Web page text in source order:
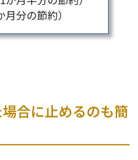
分の節約）
合に止めるのも簡